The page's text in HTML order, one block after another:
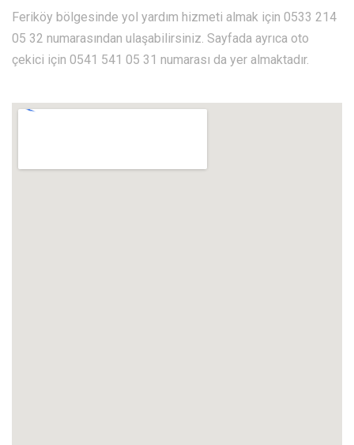
Feriköy bölgesinde yol yardım hizmeti almak için 0533 214
05 32 numarasından ulaşabilirsiniz. Sayfada ayrıca oto
çekici için 0541 541 05 31 numarası da yer almaktadır.